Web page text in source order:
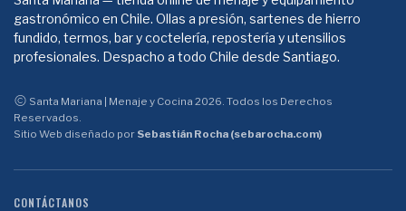
gastronómico en Chile. Ollas a presión, sartenes de hierro
fundido, termos, bar y coctelería, repostería y utensilios
profesionales. Despacho a todo Chile desde Santiago.
Santa Mariana | Menaje y Cocina 2026. Todos los Derechos
Reservados.
Sitio Web diseñado por Sebastián Rocha (sebarocha.com)
CONTÁCTANOS